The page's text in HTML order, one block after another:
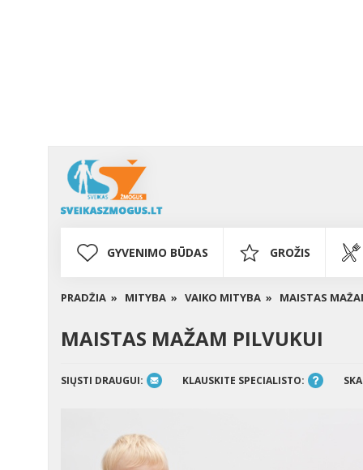
GYVENIMO BŪDAS GROŽIS
PRADŽIA » MITYBA » VAIKO MITYBA » MAISTAS
MAISTAS MAŽAM PILVUKUI
SIŲSTI DRAUGUI: KLAUSKITE SPECIALISTO: